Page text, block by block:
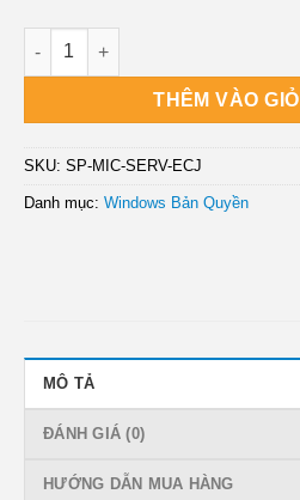
Windows Bản Quyền Server
THÊM VÀO
SKU: SP-MIC-SERV-ECJ
Danh mục: Windows Bản Quyền
MÔ TẢ
ĐÁNH GIÁ (0)
HƯỚNG DẪN MUA HÀNG